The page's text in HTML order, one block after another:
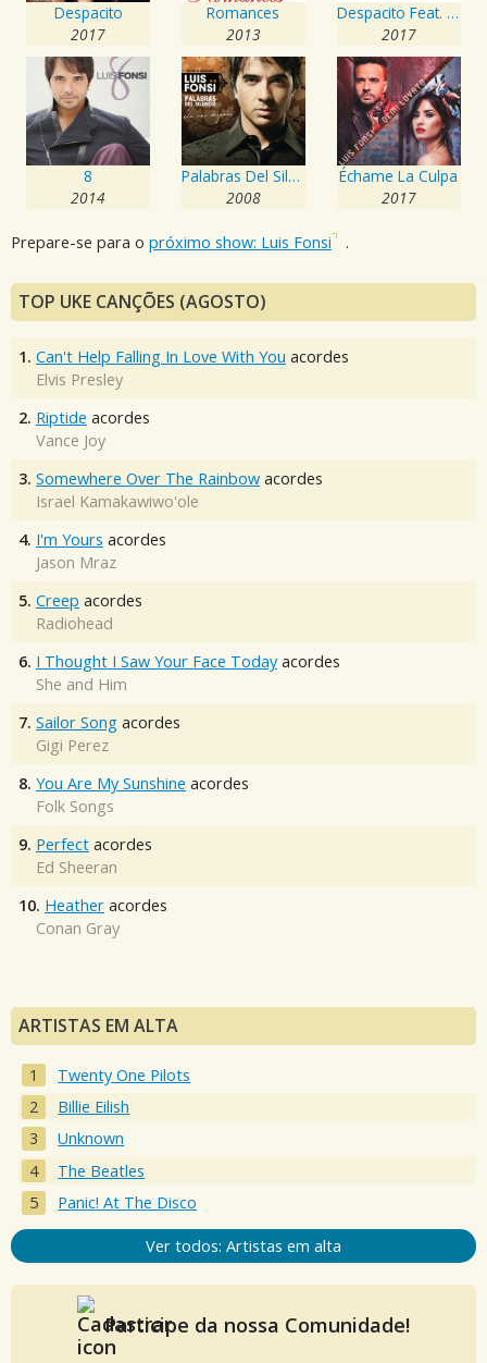
Despacito
2017
Romances
2013
Despacito Feat. Justin Bieber
2017
8
2014
Palabras Del Silencio
2008
Échame La Culpa
2017
Prepare-se para o próximo show: Luis Fonsi .
TOP UKE CANÇÕES (AGOSTO)
1. Can't Help Falling In Love With You acordes
Elvis Presley
2. Riptide acordes
Vance Joy
3. Somewhere Over The Rainbow acordes
Israel Kamakawiwo'ole
4. I'm Yours acordes
Jason Mraz
5. Creep acordes
Radiohead
6. I Thought I Saw Your Face Today acordes
She and Him
7. Sailor Song acordes
Gigi Perez
8. You Are My Sunshine acordes
Folk Songs
9. Perfect acordes
Ed Sheeran
10. Heather acordes
Conan Gray
ARTISTAS EM ALTA
Twenty One Pilots
Billie Eilish
Unknown
The Beatles
Panic! At The Disco
Ver todos: Artistas em alta
Participe da nossa Comunidade!